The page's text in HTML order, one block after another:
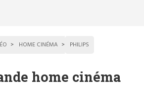
HOME CINÉMA PHILIPS
home cinéma